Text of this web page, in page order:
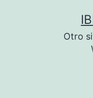
Otro